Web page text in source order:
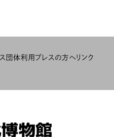
団体利用 プレスの方へリンク